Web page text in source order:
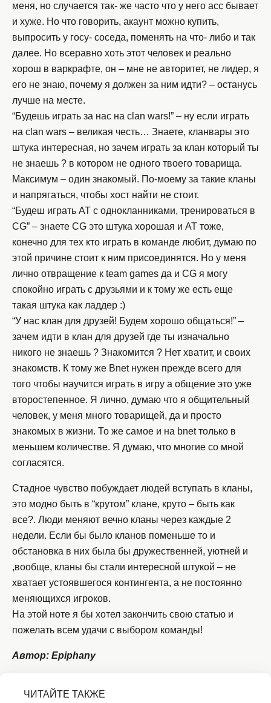
меня, но случается так- же часто что у него асс бывает
и хуже. Но что говорить, акаунт можно купить,
выпросить у госу- соседа, поменять на что- либо и так
далее. Но всеравно хоть этот человек и реально
хорош в варкрафте, он – мне не авторитет, не лидер, я
его не знаю, почему я должен за ним идти? – останусь
лучше на месте.
“Будешь играть за нас на clan wars!” – ну если играть
на clan wars – великая честь… Знаете, кланвары это
штука интересная, но зачем играть за клан который ты
не знаешь ? в котором не одного твоего товарища.
Максимум – один знакомый. По-моему за такие кланы
и напрягаться, чтобы хост найти не стоит.
“Будеш играть АТ с однокланниками, тренироваться в
CG” – знаете CG это штука хорошая и АТ тоже,
конечно для тех кто играть в команде любит, думаю по
этой причине стоит к ним присоединятся. Но у меня
лично отвращение к team games да и CG я могу
спокойно играть с друзьями и к тому же есть еще
такая штука как ладдер :)
“У нас клан для друзей! Будем хорошо общаться!” –
зачем идти в клан для друзей где ты изначально
никого не знаешь ? Знакомится ? Нет хватит, и своих
знакомств. К тому же Bnet нужен прежде всего для
того чтобы научится играть в игру а общение это уже
второстепенное. Я лично, думаю что я общительный
человек, у меня много товарищей, да и просто
знакомых в жизни. То же самое и на bnet только в
меньшем количестве. Я думаю, что многие со мной
согласятся.
Стадное чувство побуждает людей вступать в кланы,
это модно быть в “крутом” клане, круто – быть как
все?. Люди меняют вечно кланы через каждые 2
недели. Если бы было кланов поменьше то и
обстановка в них была бы дружественней, уютней и
,вообще, кланы бы стали интересной штукой – не
хватает устоявшегося контингента, а не постоянно
меняющихся игроков.
На этой ноте я бы хотел закончить свою статью и
пожелать всем удачи с выбором команды!
Автор: Epiphany